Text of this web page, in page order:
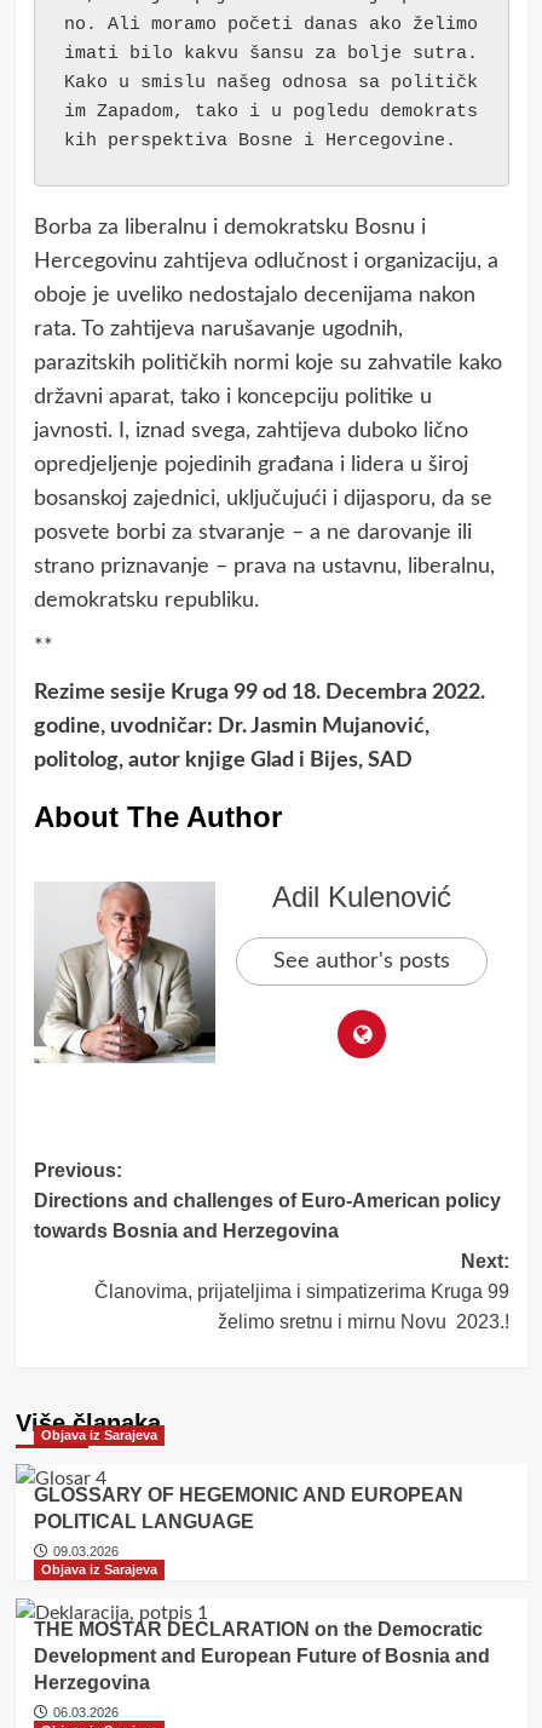
no. Ali moramo početi danas ako želimo
imati bilo kakvu šansu za bolje sutra.
Kako u smislu našeg odnosa sa političk
im Zapadom, tako i u pogledu demokrats
kih perspektiva Bosne i Hercegovine.
Borba za liberalnu i demokratsku Bosnu i
Hercegovinu zahtijeva odlučnost i organizaciju, a
oboje je uveliko nedostajalo decenijama nakon
rata. To zahtijeva narušavanje ugodnih,
parazitskih političkih normi koje su zahvatile kako
državni aparat, tako i koncepciju politike u
javnosti. I, iznad svega, zahtijeva duboko lično
opredjeljenje pojedinih građana i lidera u široj
bosanskoj zajednici, uključujući i dijasporu, da se
posvete borbi za stvaranje – a ne darovanje ili
strano priznavanje – prava na ustavnu, liberalnu,
demokratsku republiku.
**
Rezime sesije Kruga 99 od 18. Decembra 2022.
godine, uvodničar: Dr. Jasmin Mujanović,
politolog, autor knjige Glad i Bijes, SAD
About The Author
Adil Kulenović
See author's posts
Post
navigation
Previous:
Directions and challenges of Euro-American policy
towards Bosnia and Herzegovina
Next:
Članovima, prijateljima i simpatizerima Kruga 99
želimo sretnu i mirnu Novu 2023.!
Više članaka
Objava iz Sarajeva
GLOSSARY OF HEGEMONIC AND EUROPEAN
POLITICAL LANGUAGE
09.03.2026
Objava iz Sarajeva
THE MOSTAR DECLARATION on the Democratic
Development and European Future of Bosnia and
Herzegovina
06.03.2026